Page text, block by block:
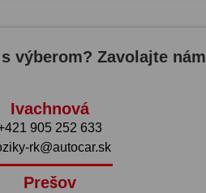
výberom? Zavolajte nám
Ivachnová
905 252 633
rk@autocar.sk
Prešov